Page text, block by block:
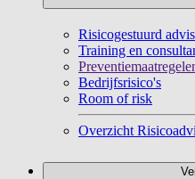
Risicogestuurd
Training en
Bedrijfsrisico's
Room of risk
Overzicht